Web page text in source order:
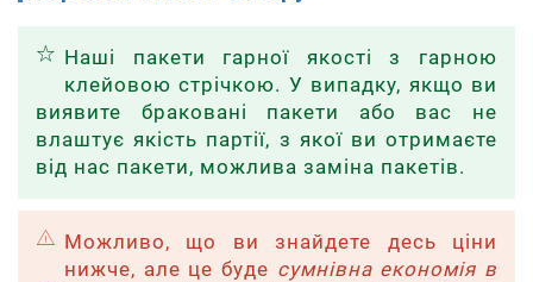
Наші пакети гарної якості з гарною
клейовою стрічкою. У випадку, якщо ви
виявите браковані пакети або вас не
влаштує якість партії, з якої ви отримаєте
від нас пакети, можлива заміна пакетів.
Можливо, що ви знайдете десь ціни
нижче, але це буде сумнівна економія в